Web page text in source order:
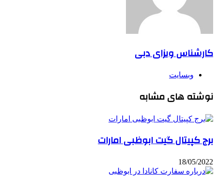
کارشناس ویزای دبی
وبسایت
نوشته های مشابه
برج کپیتال گیت ابوظبی امارات
18/05/2022